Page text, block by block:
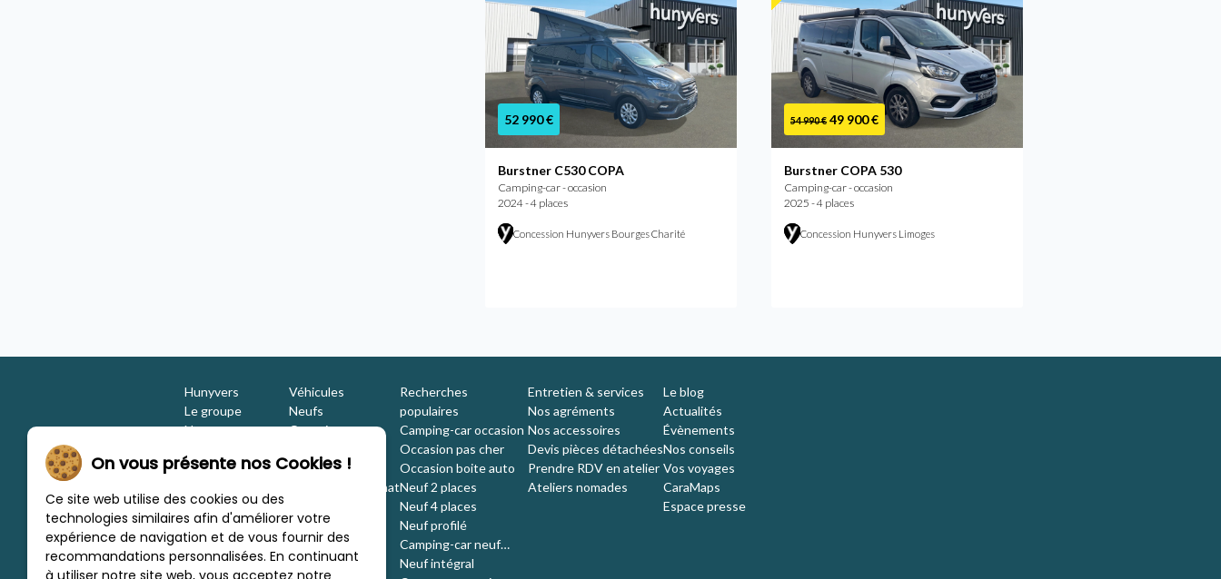
52 990 €
Burstner C530 COPA
Camping-car - occasion
2024 - 4 places
Concession Hunyvers Bourges Charité
54 990 € 49 900 €
Burstner COPA 530
Camping-car - occasion
2025 - 4 places
Concession Hunyvers Limoges
Hunyvers
Le groupe
Nos engagements
Nous rejoindre
Nos marques
Les concessions
Nous trouver
Véhicules
Neufs
Occasions
Location
Estimation / Rachat
Financement
Recherches
populaires
Camping-car occasion
Occasion pas cher
Occasion boite auto
Neuf 2 places
Neuf 4 places
Neuf profilé
Camping-car neuf
compact
Neuf intégral
Entretien & services
Nos agréments
Nos accessoires
Devis pièces détachées
Prendre RDV en atelier
Ateliers nomades
Le blog
Actualités
Évènements
Nos conseils
Vos voyages
CaraMaps
Espace presse
On vous présente nos Cookies !
Ce site web utilise des cookies ou des
technologies similaires afin d'améliorer votre
expérience de navigation et de vous fournir des
recommandations personnalisées. En continuant
à utiliser notre site web, vous acceptez notre